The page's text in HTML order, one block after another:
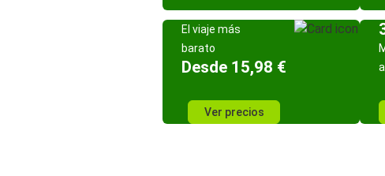
El viaje más
barato
Desde 15,98 €
Ver precios